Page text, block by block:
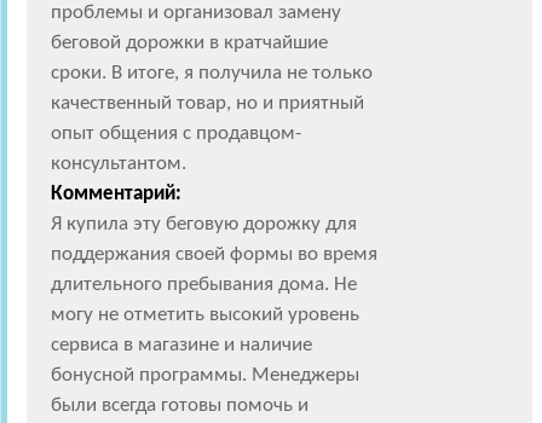
проблемы и организовал замену
беговой дорожки в кратчайшие
сроки. В итоге, я получила не только
качественный товар, но и приятный
опыт общения с продавцом-
консультантом.
Комментарий:
Я купила эту беговую дорожку для
поддержания своей формы во время
длительного пребывания дома. Не
могу не отметить высокий уровень
сервиса в магазине и наличие
бонусной программы. Менеджеры
были всегда готовы помочь и